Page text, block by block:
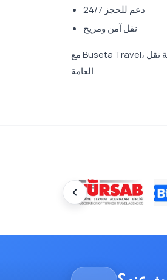
دعم للحجز 24/7
نقل آمن ومريح
مع Buseta Travel، يمكنك الاستمتاع بتجربة نقل VIP مخصصة بالكامل من كارجِجَك إلى بوغازكنت، دون الحاجة إلى عناء المواصلات
العامة.